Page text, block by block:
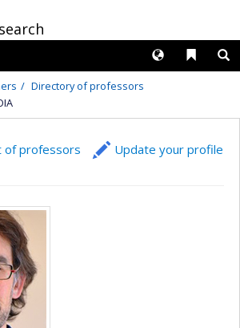
Liens
Langues
Directory of professors
of professors Update your profile